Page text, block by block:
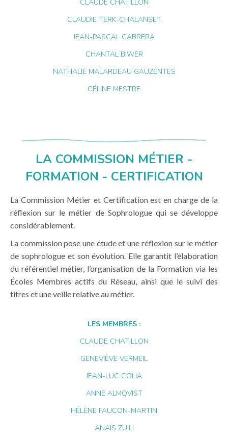
CLAUDE CHATILLON
CLAUDIE TERK-CHALANSET
JEAN-PASCAL CABRERA
CHANTAL BIWER
NATHALIE MALARDEAU GAUZENTES
CÉLINE MESTRE
LA COMMISSION MÉTIER -
FORMATION - CERTIFICATION
La Commission Métier et Certification est en charge de la
réflexion sur le métier de Sophrologue qui se développe
considérablement.
La commission pose une étude et une réflexion sur le métier
de sophrologue et son évolution. Elle garantit l’élaboration
du référentiel métier, l’organisation de la Formation via les
Écoles Membres actifs du Réseau, ainsi que le suivi des
titres et une veille relative au métier.
LES MEMBRES :
CLAUDE CHATILLON
GENEVIÈVE VERMEIL
JEAN-LUC COLIA
ANNE ALMQVIST
HÉLÈNE FAUCON-MARTIN
ANAÏS ZUILI